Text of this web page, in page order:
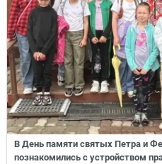
В День памяти святых Петра и
познакомились с устройством